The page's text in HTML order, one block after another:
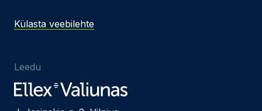
Külasta veebilehte
Leedu